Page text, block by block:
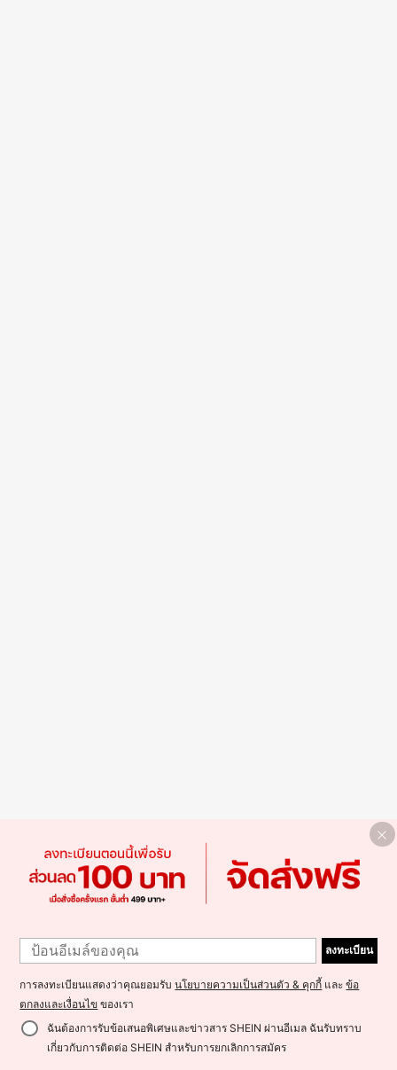
ลงทะเบียน
การลงทะเบียนแสดงว่าคุณยอมรับนโยบายความเป็นส่วนตัว & คุกกี้ และข้อ
ตกลงและเงื่อนไข ของเรา
ฉันต้องการรับข้อเสนอพิเศษและข่าวสาร SHEIN ผ่านอีเมล ฉันรับทราบ
เกี่ยวกับการติดต่อ SHEIN สำหรับการยกเลิกการสมัคร